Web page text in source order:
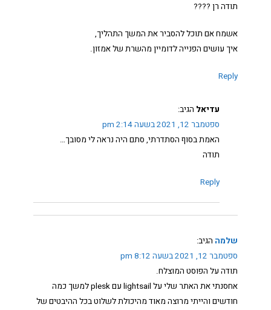
תודה רן ????
אשמח אם תוכל להסביר את המשך התהליך,
איך עושים הפנייה לדומיין מהשרת של אמזון.
Reply
עדיאל הגיב:
ספטמבר 12, 2021 בשעה 2:14 pm
האמת בסוף הסתדרתי, סתם היה נראה לי מסובך…
תודה
Reply
שלמה הגיב:
ספטמבר 12, 2021 בשעה 8:12 pm
תודה על הפוסט המוצלח.
אחסנתי את האתר שלי על lightsail עם plesk למשך כמה
חודשים והייתי מרוצה מאוד מהיכולת לשלוט בכל ההיבטים של